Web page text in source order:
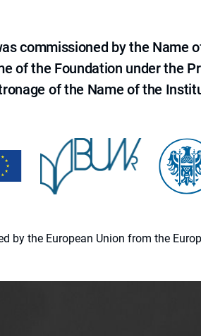
commissioned by the Name
of the Foundation under the
of the Name of the
the European Union from the